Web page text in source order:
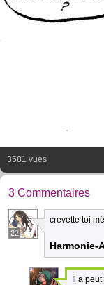
3581 vues
3 Commentaires
22
crevette toi
Harmonie-
Il a